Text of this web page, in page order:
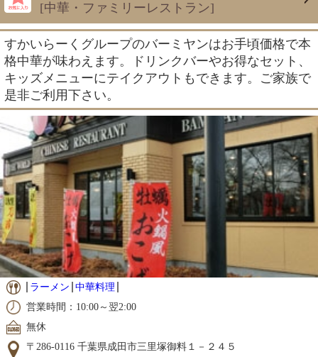
[中華・ファミリーレストラン]
すかいらーくグループのバーミヤンはお手頃価格で本
格中華が味わえます。ドリンクバーやお得なセット、
キッズメニューにテイクアウトもできます。ご家族で
是非ご利用下さい。
ラーメン 中華料理
営業時間：10:00～翌2:00
無休
〒286-0116 千葉県成田市三里塚御料１－２４５